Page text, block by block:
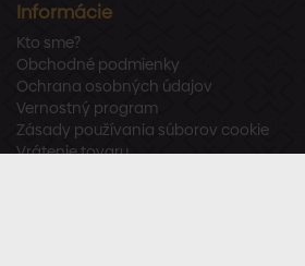
Informácie
Kto sme?
Obchodné podmienky
Ochrana osobných údajov
Vernostný program
Zásady používania súborov cookie
Vrátenie tovaru